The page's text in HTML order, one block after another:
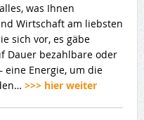
was Ihnen
Wirtschaft am liebsten
sich vor, es gäbe
Dauer bezahlbare oder
eine Energie, um die
>>> hier weiter